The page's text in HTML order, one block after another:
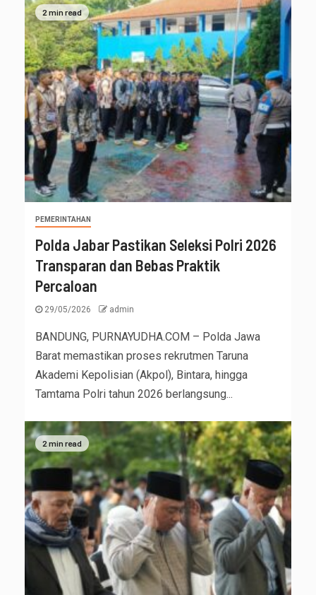
2 min read
PEMERINTAHAN
Polda Jabar Pastikan Seleksi Polri 2026
Transparan dan Bebas Praktik
Percaloan
29/05/2026 admin
BANDUNG, PURNAYUDHA.COM – Polda Jawa
Barat memastikan proses rekrutmen Taruna
Akademi Kepolisian (Akpol), Bintara, hingga
Tamtama Polri tahun 2026 berlangsung...
2 min read